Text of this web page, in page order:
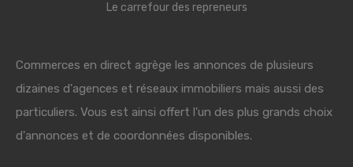
Le carrefour des repreneurs
Commerces en direct agrège les annonces de plusieurs
dizaines d'agences et réseaux immobiliers mais aussi des
particuliers. Vous est ainsi offert l'un des plus grands choix
d'annonces et de coordonnées disponibles.